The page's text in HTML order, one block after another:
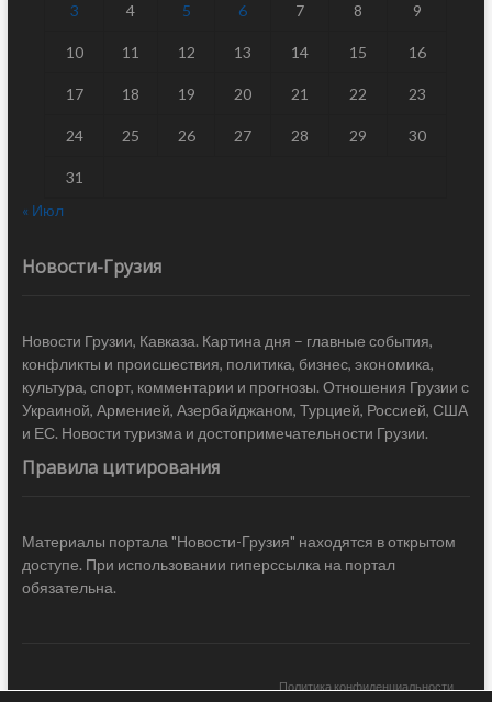
3 4 5 6 7 8 9
10 11 12 13 14 15 16
17 18 19 20 21 22 23
24 25 26 27 28 29 30
31
« Июл
Новости-Грузия
Новости Грузии, Кавказа. Картина дня – главные события,
конфликты и происшествия, политика, бизнес, экономика,
культура, спорт, комментарии и прогнозы. Отношения Грузии с
Украиной, Арменией, Азербайджаном, Турцией, Россией, США
и ЕС. Новости туризма и достопримечательности Грузии.
Правила цитирования
Материалы портала "Новости-Грузия" находятся в открытом
доступе. При использовании гиперссылка на портал
обязательна.
Политика конфиденциальности